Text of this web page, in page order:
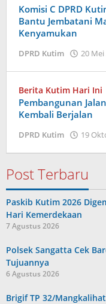
Komisi C DPRD
Bantu Jembatani
Kenyamukan
DPRD Kutim 20 Mei
Berita Kutim Hari Ini
Pembangunan
Kembali Berjalan
DPRD Kutim 19
Post Terbaru
Paskib Kutim 2026
Hari Kemerdekaan
7 Agustus 2026
Polsek Sangatta Cek
Tujuannya
6 Agustus 2026
Brigif TP 32/